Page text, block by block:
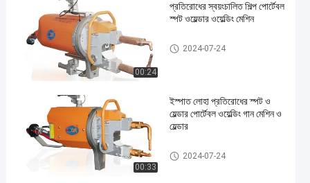
00:24
প্রতিরোধের স্বয়ংচালিত শিল্প পোর্টেবল
স্পট ওয়েল্ডার ওয়েল্ডিং মেশিন
পোর্টেবল স্পট ওয়েল্ডিং মেশিন
2024-07-24
00:33
ইস্পাত লোহা প্রতিরোধের স্পট ও
য়েল্ডার পোর্টেবল ওয়েল্ডিং গান মেশিন ও
য়েল্ডার
পোর্টেবল স্পট ওয়েল্ডিং মেশিন
2024-07-24